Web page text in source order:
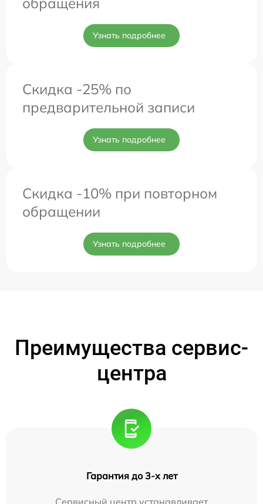
Узнать подробнее
Скидка -25% по
предварительной записи
Узнать подробнее
Скидка -10% при повторном
обращении
Узнать подробнее
Преимущества сервис-
центра
Гарантия до 3-х лет
Сервисный центр устанавливает